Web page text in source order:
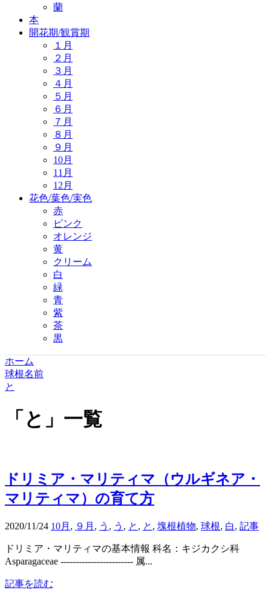
蘭
本
開花期/観賞期
１月
２月
３月
４月
５月
６月
７月
８月
９月
10月
11月
12月
花色/葉色/実色
赤
ピンク
オレンジ
黄
クリーム
白
緑
青
紫
茶
黒
ホーム
球根名前
と
「 と 」 一覧
ドリミア・マリティマ（ウルギネア・
マリティマ）の育て方
2020/11/24 10月 , ９月 , う , う , と , と , 塊根植物, 球根, 白, 記事
ドリミア・マリティマの基本情報 科名：キジカクシ科
Asparagaceae ------------------------ 属...
記事を読む